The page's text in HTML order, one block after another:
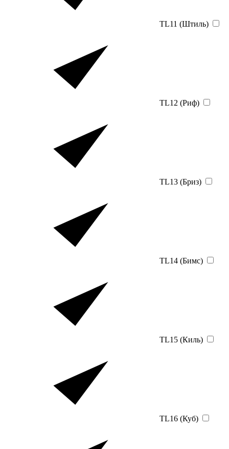
TL11 (Штиль)
TL12 (Риф)
TL13 (Бриз)
TL14 (Бимс)
TL15 (Киль)
TL16 (Куб)